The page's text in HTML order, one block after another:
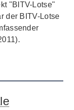
"BITV-Lotse"
der BITV-Lotse